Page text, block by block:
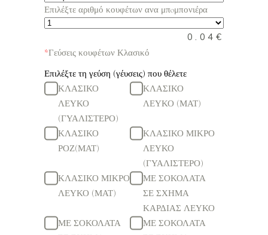
Επιλέξτε αριθμό κουφέτων ανα μπoμπονιέρα
0.04 €
*Γεύσεις κουφέτων Κλασικό
Επιλέξτε τη γεύση (γέυσεις) που θέλετε
ΚΛΑΣΙΚΟ
ΛΕΥΚΟ
(ΓΥΑΛΙΣΤΕΡΟ)
ΚΛΑΣΙΚΟ
ΛΕΥΚΟ (ΜΑΤ)
ΚΛΑΣΙΚΟ
ΡΟΖ(ΜΑΤ)
ΚΛΑΣΙΚΟ ΜΙΚΡΟ
ΛΕΥΚΟ
(ΓΥΑΛΙΣΤΕΡΟ)
ΚΛΑΣΙΚΟ ΜΙΚΡΟ
ΛΕΥΚΟ (ΜΑΤ)
ΜΕ ΣΟΚΟΛΑΤΑ
ΣΕ ΣΧΗΜΑ
ΚΑΡΔΙΑΣ ΛΕΥΚΟ
ΜΕ ΣΟΚΟΛΑΤΑ
ΜΕ ΣΟΚΟΛΑΤΑ